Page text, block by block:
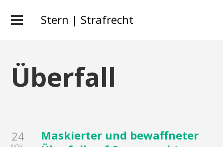
Stern | Strafrecht
Überfall
24
Maskierter und bewaffneter